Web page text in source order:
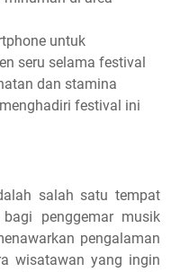
untuk
seru selama festival
dan stamina
festival ini
salah satu tempat
penggemar musik
pengalaman
wisatawan yang ingin